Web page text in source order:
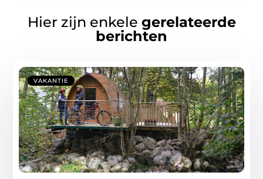
Hier zijn enkele gerelateerde
berichten
VAKANTIE